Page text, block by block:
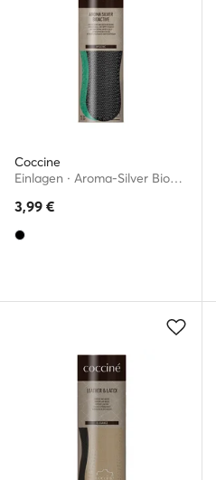
Coccine
Einlagen · Aroma-Silver Bioactive
3,99 €